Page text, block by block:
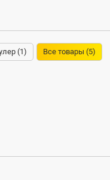
(1) Все товары (5)